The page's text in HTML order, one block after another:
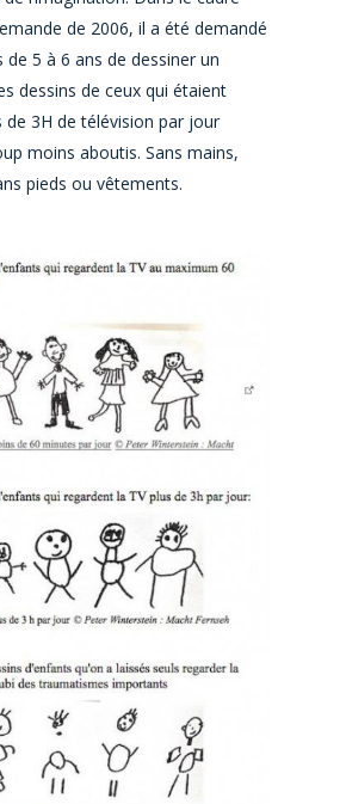
de 2006, il a été demandé
de 5 à 6 ans de dessiner un
dessins de ceux qui étaient
de 3H de télévision par jour
moins aboutis. Sans mains,
pieds ou vêtements.